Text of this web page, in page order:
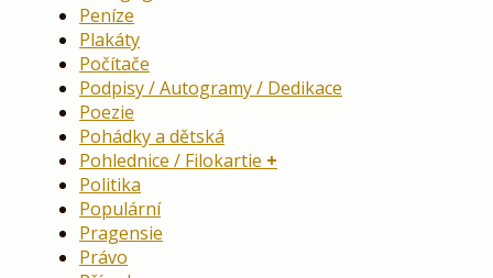
Peníze
Plakáty
Počítače
Podpisy / Autogramy / Dedikace
Poezie
Pohádky a dětská
Pohlednice / Filokartie
Politika
Populární
Pragensie
Právo